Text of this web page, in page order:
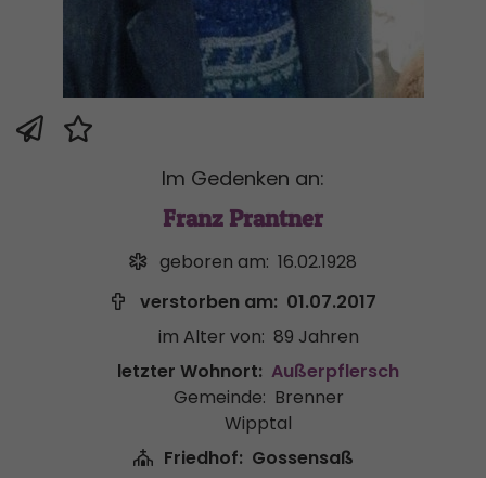
Im Gedenken an:
Franz Prantner
geboren am: 16.02.1928
verstorben am: 01.07.2017
im Alter von: 89 Jahren
letzter Wohnort: Außerpflersch
Gemeinde: Brenner
Wipptal
Friedhof: Gossensaß